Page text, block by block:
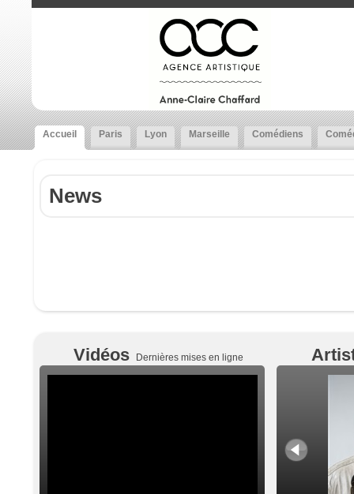
Accueil Paris Lyon Marseille Comédiens
News
Vidéos Dernières mises en ligne